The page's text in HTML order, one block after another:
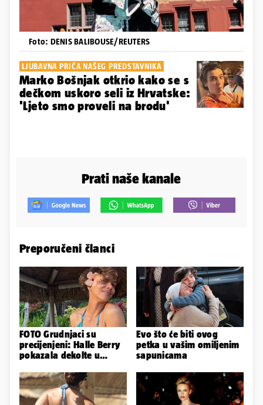
Foto: DENIS BALIBOUSE/REUTERS
LJUBAVNA PRIČA NAŠEG PREDSTAVNIKA
Marko Bošnjak otkrio kako se s
dečkom uskoro seli iz Hrvatske:
'Ljeto smo proveli na brodu'
Prati naše kanale
Preporučeni članci
FOTO Grudnjaci su
precijenjeni: Halle Berry
pokazala dekolte u
haljinici
Evo što će biti ovog
petka u vašim omiljenim
sapunicama